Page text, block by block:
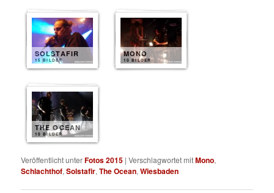
SOLSTAFIR
15 BILDER
MONO
10 BILDER
THE OCEAN
10 BILDER
Veröffentlicht unterFotos 2015 |Verschlagwortet mitMono,
Schlachthof,Solstafir,The Ocean,Wiesbaden